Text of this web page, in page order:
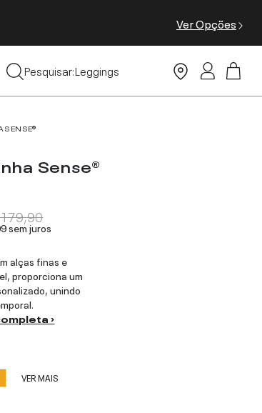
Ver Opções
Pesquisar:
Tops
Leggings
SENSE®
Sense®
sem juros
alças finas e
proporciona um
unindo
›
VER MAIS